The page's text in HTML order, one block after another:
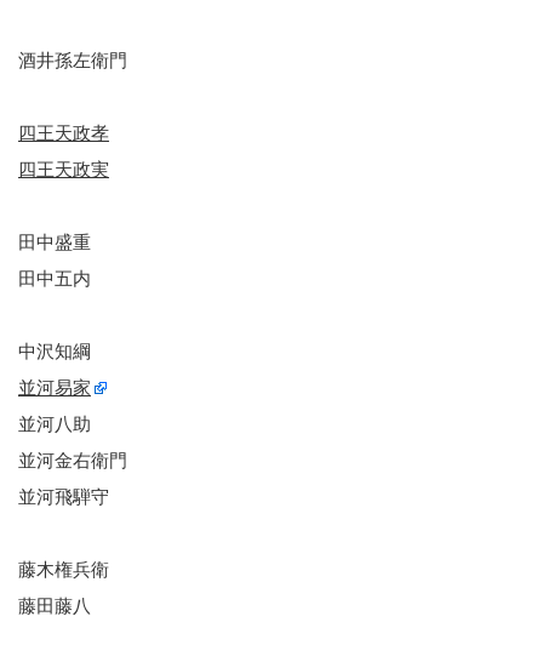
酒井孫左衛門
四王天政孝
四王天政実
田中盛重
田中五内
中沢知綱
並河易家
並河八助
並河金右衛門
並河飛騨守
藤木権兵衛
藤田藤八